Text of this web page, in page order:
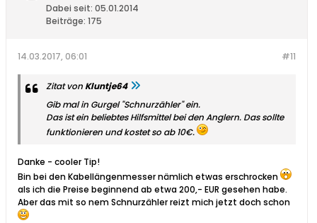
Dabei seit: 05.01.2014
Beiträge: 175
#11
14.03.2017, 06:01
Zitat vonKluntje64
Gib mal in Gurgel "Schnurzähler" ein.
Das ist ein beliebtes Hilfsmittel bei den Anglern. Das sollte
funktionieren und kostet so ab 10€.
Danke - cooler Tip!
Bin bei den Kabellängenmesser nämlich etwas erschrocken
als ich die Preise beginnend ab etwa 200,- EUR gesehen habe.
Aber das mit so nem Schnurzähler reizt mich jetzt doch schon